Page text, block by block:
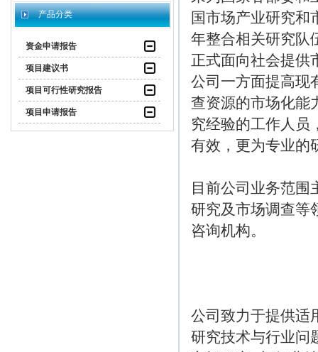
产品分类
资金申请报告
项目建议书
项目可行性研究报告
项目申请报告
国市场产业研究和
年整合相关研究队
正式面向社会提供
公司一方面提高现
查资源的市场化能
究经验的工作人员
目前公司业务范围
研究及市场调查等
公司致力于提供适
研究技术与行业问